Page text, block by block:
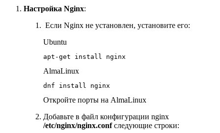
Настройка Nginx:
Если Nginx не установлен, установите его:
Ubuntu
apt-get install nginx
AlmaLinux
dnf install nginx
Откройте порты на AlmaLinux
Добавьте в файл конфигурации nginx
/etc/nginx/nginx.confследующие строки: